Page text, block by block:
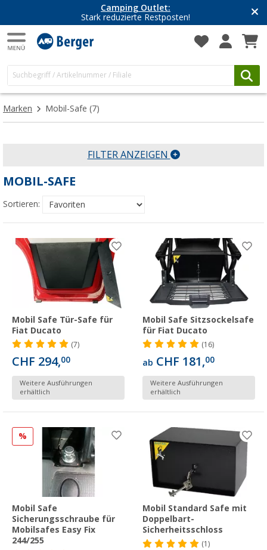
Camping Outlet:
Stark reduzierte Restposten!
Marken Mobil-Safe (7)
FILTER ANZEIGEN
MOBIL-SAFE
Sortieren:
Mobil Safe Tür-Safe für
Fiat Ducato
(7)
CHF 294,00
Weitere Ausführungen
erhältlich
Mobil Safe Sitzsockelsafe
für Fiat Ducato
(16)
ab CHF 181,00
Weitere Ausführungen
erhältlich
%
Mobil Safe
Sicherungsschraube für
Mobilsafes Easy Fix
244/255
Mobil Standard Safe mit
Doppelbart-
Sicherheitsschloss
(1)